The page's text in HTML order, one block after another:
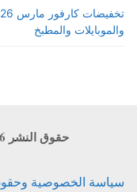
والموبايلات والمطبخ
حقوق النشر copyrights 2026 خمس خطوات
سياسة الخصوصية